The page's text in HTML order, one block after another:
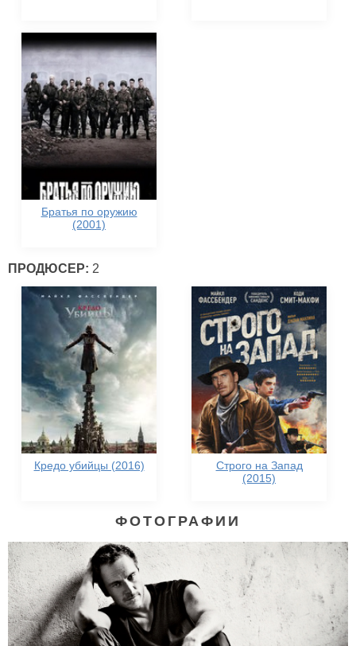
Братья по оружию
(2001)
ПРОДЮСЕР: 2
Кредо убийцы (2016)
Строго на Запад
(2015)
ФОТОГРАФИИ